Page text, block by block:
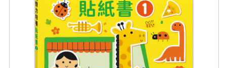
老師您好!!幼教會員火熱招募中~
海外購物免煩惱！點我查看『海外購物流程說明』